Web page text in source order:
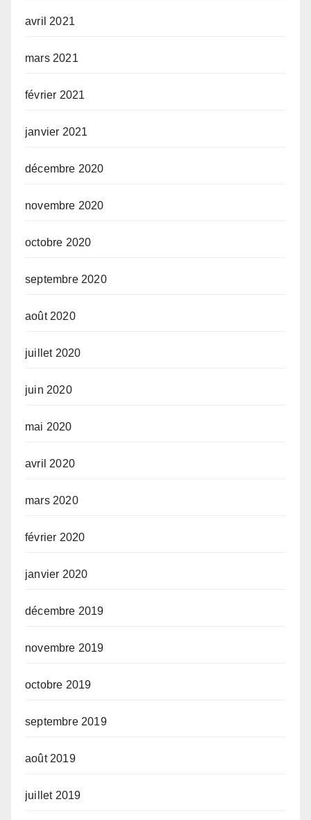
avril 2021
mars 2021
février 2021
janvier 2021
décembre 2020
novembre 2020
octobre 2020
septembre 2020
août 2020
juillet 2020
juin 2020
mai 2020
avril 2020
mars 2020
février 2020
janvier 2020
décembre 2019
novembre 2019
octobre 2019
septembre 2019
août 2019
juillet 2019